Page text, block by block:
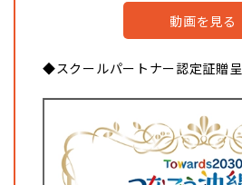
動画を見る
◆スクールパートナー認定証贈呈